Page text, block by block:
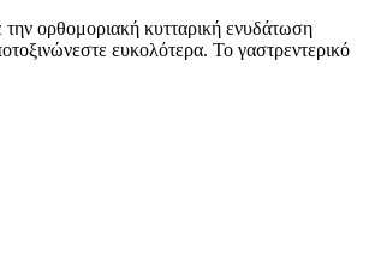
ορθομοριακή κυτταρική ενυδάτωση
ευκολότερα. Το γαστρεντερικό